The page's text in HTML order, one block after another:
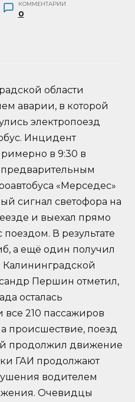
КОММЕНТАРИИ
0
области
аварии, в которой
электропоезд
Инцидент
в 9:30 в
«Мерседес»
сигнал светофора на
и выехал прямо
поездом. В результате
а ещё один получил
Калининградской
Першин отметил,
осталась
210 пассажиров
происшествие, поезд
продолжил движение
ГАИ продолжают
водителем
Очевидцы